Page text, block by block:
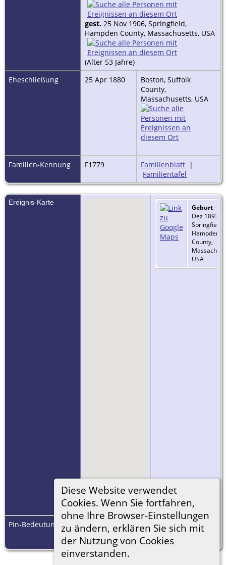
Diese Website verwendet
Cookies. Wenn Sie fortfahren,
ohne Ihre Browser-Einstellungen
zu ändern, erklären Sie sich mit
der Nutzung von Cookies
einverstanden.
gest. 25 Nov 1906, Springfield,
Hampden County, Massachusetts, USA
(Alter 53 Jahre)
Eheschließung
25 Apr 1880
Boston, Suffolk
County,
Massachusetts, USA
Familien-Kennung F1779 Familienblatt |
Familientafel
Ereignis-Karte
Geburt- 18
Dez 1893 -
Springfield,
Hampden
County,
USA
= Link zu Google
Earth
Pin-Bedeutungen : Adresse : Ortsteil: Ort : Region
(Bundes-)Staat/-Land : Land: Nicht
festgelegt